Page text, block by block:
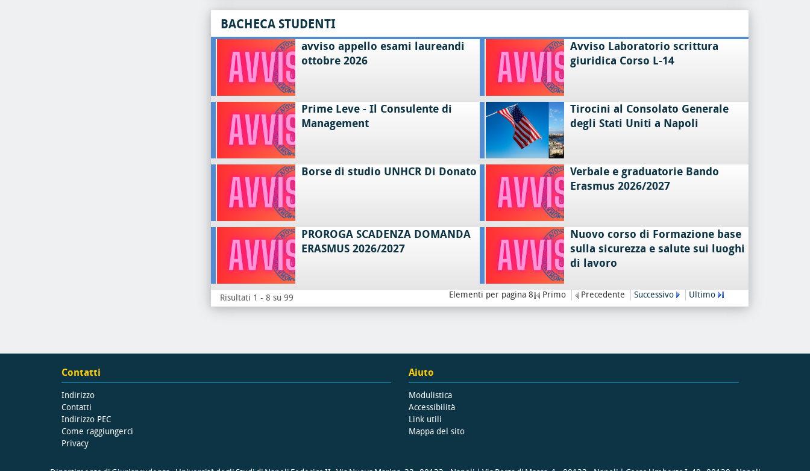
BACHECA STUDENTI
avviso appello esami laureandi
ottobre 2026
Avviso Laboratorio scrittura
giuridica Corso L-14
Prime Leve - Il Consulente di
Management
Tirocini al Consolato Generale
degli Stati Uniti a Napoli
Borse di studio UNHCR Di Donato
Verbale e graduatorie Bando
Erasmus 2026/2027
PROROGA SCADENZA DOMANDA
ERASMUS 2026/2027
Nuovo corso di Formazione base
sulla sicurezza e salute sui luoghi
di lavoro
Risultati 1 - 8 su 99 Elementi per pagina 8 Primo Precedente Successivo Ultimo
Contatti
Indirizzo
Contatti
Indirizzo PEC
Come raggiungerci
Privacy
Aiuto
Modulistica
Accessibilità
Link utili
Mappa del sito